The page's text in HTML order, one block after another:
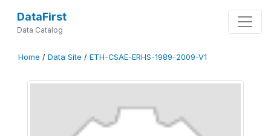
DataFirst
Data Catalog
Home / Data Site / ETH-CSAE-ERHS-1989-2009-V1